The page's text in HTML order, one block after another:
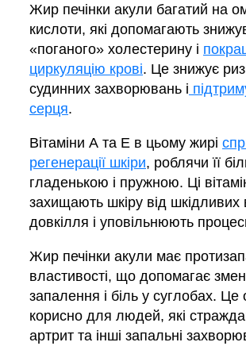
Жир печінки акули багатий на
кислоти, які допомагають
«поганого» холестерину і
циркуляцію крові. Це знижує
судинних захворювань і
серця.
Вітаміни А та Е в цьому жирі
регенерації шкіри, роблячи її
гладенькою і пружною. Ці
захищають шкіру від шкідливих
довкілля і уповільнюють
Жир печінки акули має
властивості, що допомагає
запалення і біль у суглобах. Це
корисно для людей, які
артрит та інші запальні